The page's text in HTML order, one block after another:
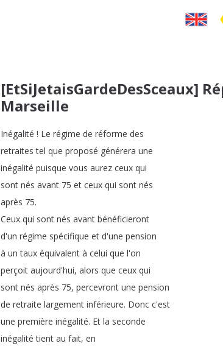
[EtSiJetaisGardeDesSceaux]
Marseille
Inégalité ! Le régime de réforme des
retraites tel que proposé générera une
inégalité puisque vous aurez ceux qui
sont nés avant 75 et ceux qui sont nés
après 75.
Ceux qui sont nés avant bénéficieront
d'un régime spécifique et d'une pension
à un taux équivalent à celui que l'on
perçoit aujourd'hui, alors que ceux qui
sont nés après 75, percevront une pension
de retraite largement inférieure. Donc c'est
une première inégalité. Et la seconde
inégalité tient au fait, en